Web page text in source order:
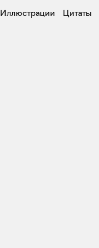
Иллюстрации Цитаты